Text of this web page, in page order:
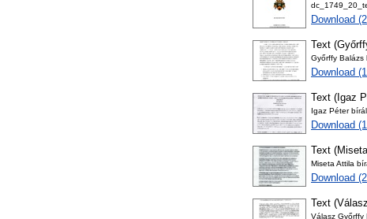
Download
Text
Győrffy Balázs
Download
Text (Igaz
Igaz Péter
Download
Text
Miseta Attila
Download
Text
Válasz Győrffy